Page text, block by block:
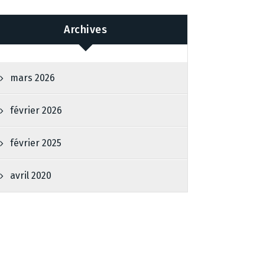
Archives
mars 2026
février 2026
février 2025
avril 2020